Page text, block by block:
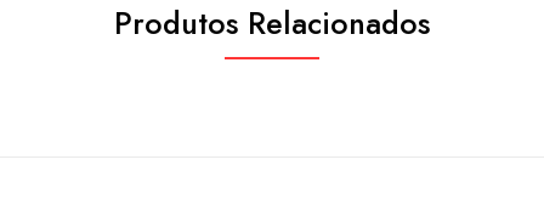
Produtos Relacionados